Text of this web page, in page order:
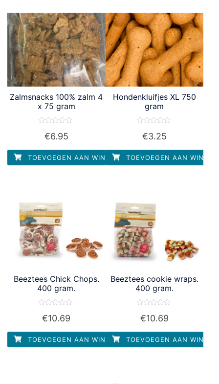
Zalmsnacks 100% zalm 4
x 75 gram
5
€6.95
TOEVOEGEN AAN WINKELWAGEN
Hondenkluifjes XL 750
gram
5
€3.25
TOEVOEGEN AAN
Beeztees Chick Chops.
400 gram.
5
€10.69
TOEVOEGEN AAN WINKELWAGEN
Beeztees cookie wraps.
400 gram.
5
€10.69
TOEVOEGEN AAN